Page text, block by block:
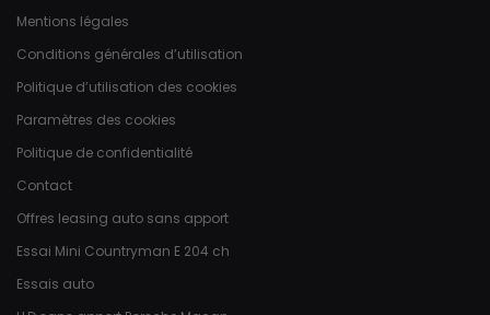
Pied de page
Mentions légales
Conditions générales d’utilisation
Politique d’utilisation des cookies
Paramètres des cookies
Politique de confidentialité
Contact
Offres leasing auto sans apport
Essai Mini Countryman E 204 ch
Essais auto